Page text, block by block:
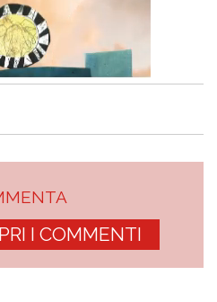
I COMMENTI